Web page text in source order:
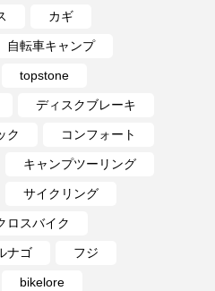
カギ
自転車キャンプ
topstone
ディスクブレーキ
ク コンフォート
キャンプツーリング
サイクリング
ロスバイク
ナゴ フジ
bikelore